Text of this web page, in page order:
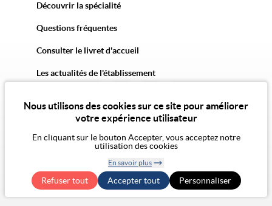
Nous utilisons des cookies sur ce site pour améliorer
votre expérience utilisateur
En cliquant sur le bouton Accepter, vous acceptez notre
utilisation des cookies
En savoir plus
Refuser tout Accepter tout
Retirer le
consentementPersonnaliser
Découvrir la spécialité
Questions fréquentes
Consulter le livret d'accueil
Les actualités de l'établissement
Politique de confidentialitéPolitique des cookies
Exercer mes droits RGPD
Accessibilité Numérique : non conforme